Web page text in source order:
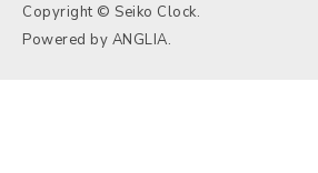
Copyright © Seiko Clock.
Powered by ANGLIA.